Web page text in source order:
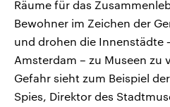
Räume für das
Bewohner im Zeichen der
und drohen die Innenstädte
Amsterdam – zu Museen zu
Gefahr sieht zum Beispiel
Spies, Direktor des